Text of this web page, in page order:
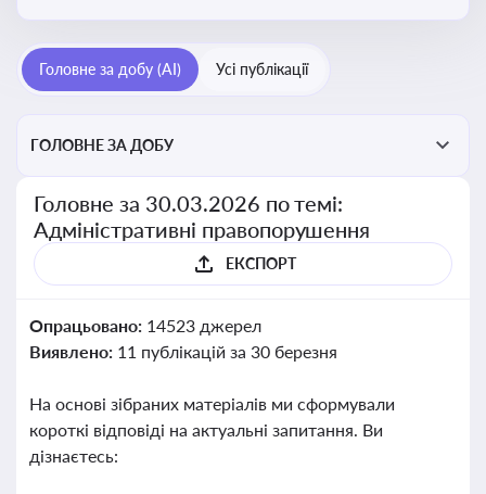
Головне за добу (AI) Усі публікації
ГОЛОВНЕ ЗА ДОБУ
Головне за 30.03.2026 по темі:
Адміністративні правопорушення
ЕКСПОРТ
Опрацьовано: 14523 джерел
Виявлено: 11 публікацій за 30 березня
На основі зібраних матеріалів ми сформували
короткі відповіді на актуальні запитання. Ви
дізнаєтесь: